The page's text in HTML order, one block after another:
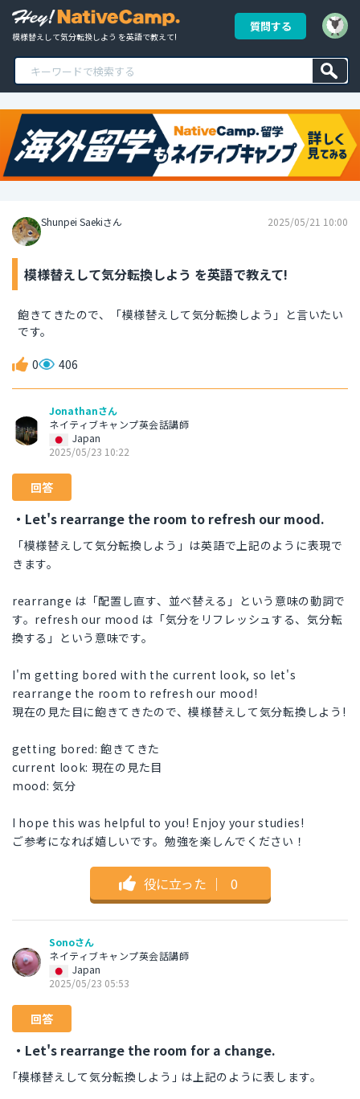
模様替えして気分転換しよう を英語で教えて!
質問する
Shunpei Saekiさん 2025/05/21 10:00
模様替えして気分転換しよう を英語で教えて!
飽きてきたので、「模様替えして気分転換しよう」と言いたい
です。
0 406
Jonathanさん
ネイティブキャンプ英会話講師
Japan
2025/05/23 10:22
回答
・Let's rearrange the room to refresh our mood.
「模様替えして気分転換しよう」は英語で上記のように表現で
きます。
rearrange は「配置し直す、並べ替える」という意味の動詞で
す。refresh our mood は「気分をリフレッシュする、気分転
換する」という意味です。
I'm getting bored with the current look, so let's
rearrange the room to refresh our mood!
現在の見た目に飽きてきたので、模様替えして気分転換しよう!
getting bored: 飽きてきた
current look: 現在の見た目
mood: 気分
I hope this was helpful to you! Enjoy your studies!
ご参考になれば嬉しいです。勉強を楽しんでください！
役に立った ｜ 0
Sonoさん
ネイティブキャンプ英会話講師
Japan
2025/05/23 05:53
回答
・Let's rearrange the room for a change.
｢模様替えして気分転換しよう｣ は上記のように表します。